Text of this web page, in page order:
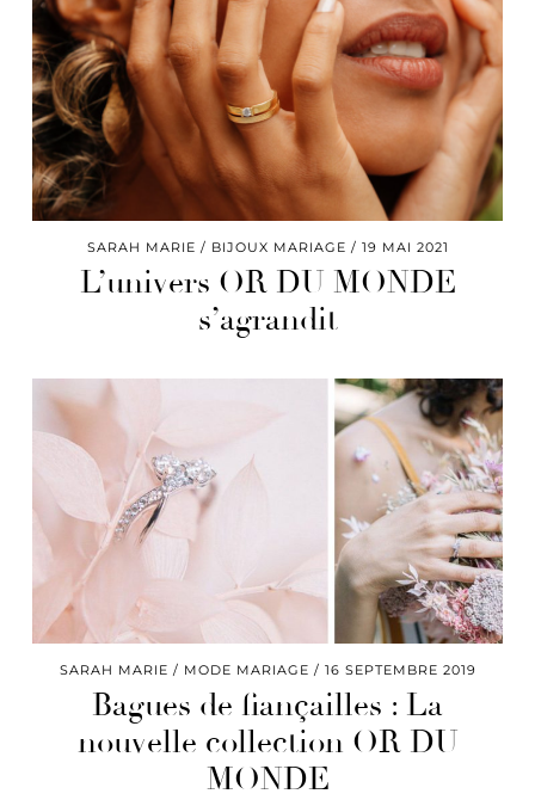
SARAH MARIE BIJOUX MARIAGE 19 MAI 2021
L’univers OR DU MONDE
s’agrandit
SARAH MARIE MODE MARIAGE 16 SEPTEMBRE 2019
Bagues de fiançailles : La
nouvelle collection OR DU
MONDE